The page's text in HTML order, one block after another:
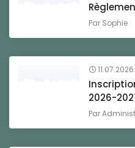
Par Sophie
11.07.2026
2026-
Par